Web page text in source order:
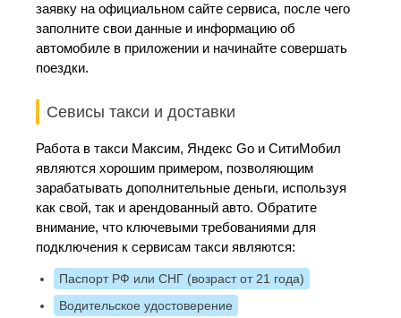
заявку на официальном сайте сервиса, после чего
заполните свои данные и информацию об
автомобиле в приложении и начинайте совершать
поездки.
Севисы такси и доставки
Работа в такси Максим, Яндекс Go и СитиМобил
являются хорошим примером, позволяющим
зарабатывать дополнительные деньги, используя
как свой, так и арендованный авто. Обратите
внимание, что ключевыми требованиями для
подключения к сервисам такси являются:
Паспорт РФ или СНГ (возраст от 21 года)
Водительское удостоверение